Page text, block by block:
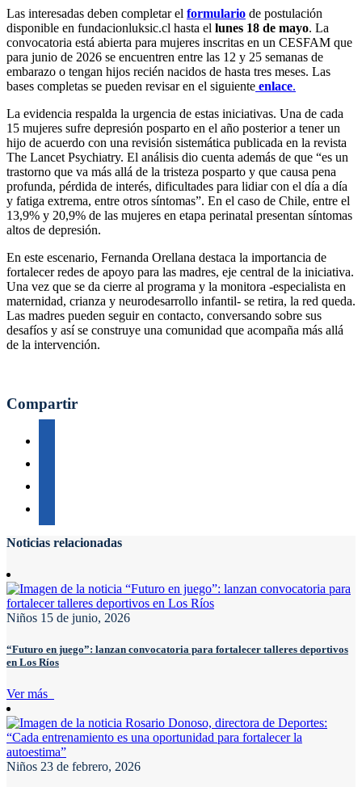
Las interesadas deben completar el formulario de postulación
disponible en fundacionluksic.cl hasta el lunes 18 de mayo. La
convocatoria está abierta para mujeres inscritas en un CESFAM que
para junio de 2026 se encuentren entre las 12 y 25 semanas de
embarazo o tengan hijos recién nacidos de hasta tres meses. Las
bases completas se pueden revisar en el siguiente enlace.
La evidencia respalda la urgencia de estas iniciativas. Una de cada
15 mujeres sufre depresión posparto en el año posterior a tener un
hijo de acuerdo con una revisión sistemática publicada en la revista
The Lancet Psychiatry. El análisis dio cuenta además de que “es un
trastorno que va más allá de la tristeza posparto y que causa pena
profunda, pérdida de interés, dificultades para lidiar con el día a día
y fatiga extrema, entre otros síntomas”. En el caso de Chile, entre el
13,9% y 20,9% de las mujeres en etapa perinatal presentan síntomas
altos de depresión.
En este escenario, Fernanda Orellana destaca la importancia de
fortalecer redes de apoyo para las madres, eje central de la iniciativa.
Una vez que se da cierre al programa y la monitora -especialista en
maternidad, crianza y neurodesarrollo infantil- se retira, la red queda.
Las madres pueden seguir en contacto, conversando sobre sus
desafíos y así se construye una comunidad que acompaña más allá
de la intervención.
Compartir
Noticias relacionadas
Niños 15 de junio, 2026
“Futuro en juego”: lanzan convocatoria para fortalecer talleres deportivos
en Los Ríos
Ver más
Niños 23 de febrero, 2026